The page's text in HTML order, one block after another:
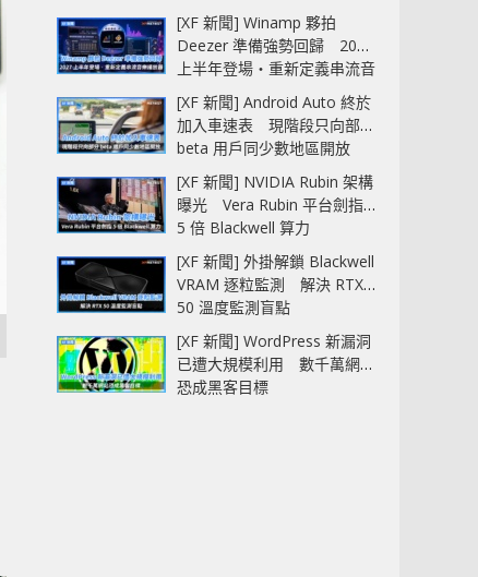
[XF 新聞] Winamp 夥拍
Deezer 準備強勢回歸 2027
上半年登場‧重新定義串流音
樂播放器
[XF 新聞] Android Auto 終於
加入車速表 現階段只向部分
beta 用戶同少數地區開放
[XF 新聞] NVIDIA Rubin 架構
曝光 Vera Rubin 平台劍指
5 倍 Blackwell 算力
[XF 新聞] 外掛解鎖 Blackwell
VRAM 逐粒監測 解決 RTX
50 溫度監測盲點
[XF 新聞] WordPress 新漏洞
已遭大規模利用 數千萬網站
恐成黑客目標